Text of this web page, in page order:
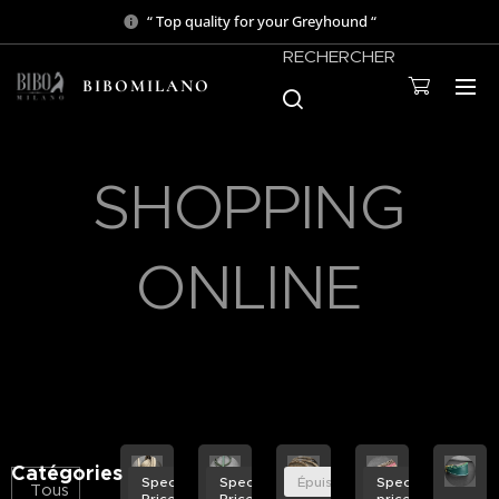
“ Top quality for your Greyhound “
BIBOMILANO
RECHERCHER
SHOPPING
ONLINE
Catégories
Tous
Special
Special
Épuisé
Special